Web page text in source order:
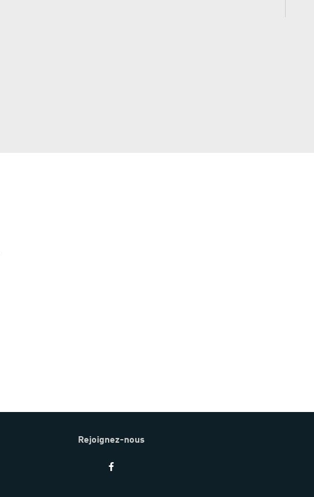
Rejoignez-nous